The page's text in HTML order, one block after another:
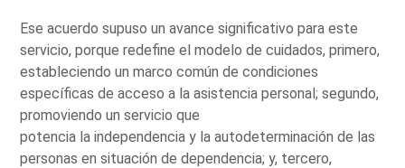
Ese acuerdo supuso un avance significativo para este
servicio, porque redefine el modelo de cuidados, primero,
estableciendo un marco común de condiciones
específicas de acceso a la asistencia personal; segundo,
promoviendo un servicio que
potencia la independencia y la autodeterminación de las
personas en situación de dependencia; y, tercero,